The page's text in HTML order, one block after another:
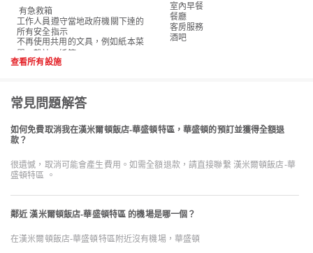
有急救箱
工作人員遵守當地政府機關下達的
所有安全指示
不再使用共用的文具，例如紙本菜
室內早餐
餐廳
客房服務
酒吧
查看所有設施
常見問題解答
如何免費取消我在漢米爾頓飯店-華盛頓特區，華盛頓的預訂並獲得全額退
款？
很遺憾，取消可能會產生費用。如需全額退款，請直接聯繫 漢米爾頓飯店-華
盛頓特區 。
鄰近 漢米爾頓飯店-華盛頓特區 的機場是哪一個？
在漢米爾頓飯店-華盛頓特區附近沒有機場，華盛頓